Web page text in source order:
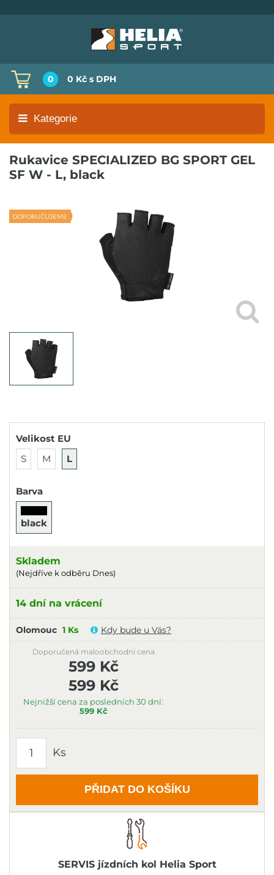
0 0 Kč s DPH
Kategorie
Rukavice SPECIALIZED BG SPORT GEL
SF W - L, black
DOPORUČUJEME
Velikost EU
S
M L
Barva
black
Skladem
(Nejdříve k odběru Dnes)
14 dní na vrácení
Olomouc 1 Ks Kdy bude u Vás?
599 Kč
Nejnižší cena za posledních 30 dní:
599 Kč
Doporučená maloobchodní cena
599 Kč
Ks
PŘIDAT DO KOŠÍKU
SERVIS jízdních kol Helia Sport